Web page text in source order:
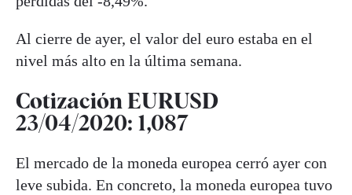
Al cierre de ayer, el valor del euro estaba en el
nivel más alto en la última semana.
Cotización EURUSD
23/04/2020: 1,087
El mercado de la moneda europea cerró ayer con
leve subida. En concreto, la moneda europea tuvo